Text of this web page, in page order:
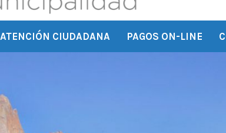
ATENCIÓN CIUDADANA PAGOS ON-LINE